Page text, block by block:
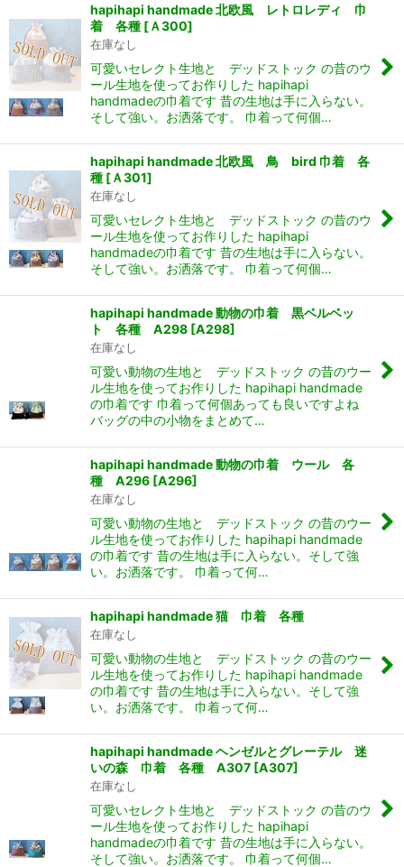
hapihapi handmade 北欧風 レトロレディ 巾
着 各種 [Ａ300]
在庫なし
可愛いセレクト生地と デッドストック の昔のウ
ール生地を使ってお作りした hapihapi
handmadeの巾着です 昔の生地は手に入らない。
そして強い。お洒落です。 巾着って何個…
hapihapi handmade 北欧風 鳥 bird 巾着 各
種 [Ａ301]
在庫なし
可愛いセレクト生地と デッドストック の昔のウ
ール生地を使ってお作りした hapihapi
handmadeの巾着です 昔の生地は手に入らない。
そして強い。お洒落です。 巾着って何個…
hapihapi handmade 動物の巾着 黒ベルベッ
ト 各種 A298 [A298]
在庫なし
可愛い動物の生地と デッドストック の昔のウー
ル生地を使ってお作りした hapihapi handmade
の巾着です 巾着って何個あっても良いですよね
バッグの中の小物をまとめて…
hapihapi handmade 動物の巾着 ウール 各
種 A296 [A296]
在庫なし
可愛い動物の生地と デッドストック の昔のウー
ル生地を使ってお作りした hapihapi handmade
の巾着です 昔の生地は手に入らない。そして強
い。お洒落です。 巾着って何…
hapihapi handmade 猫 巾着 各種
在庫なし
可愛い動物の生地と デッドストック の昔のウー
ル生地を使ってお作りした hapihapi handmade
の巾着です 昔の生地は手に入らない。そして強
い。お洒落です。 巾着って何…
hapihapi handmade ヘンゼルとグレーテル 迷
いの森 巾着 各種 A307 [A307]
在庫なし
可愛いセレクト生地と デッドストック の昔のウ
ール生地を使ってお作りした hapihapi
handmadeの巾着です 昔の生地は手に入らない。
そして強い。お洒落です。 巾着って何個…